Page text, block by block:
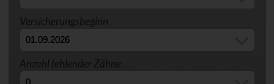
Versicherungsbeginn
Anzahl fehlender Zähne